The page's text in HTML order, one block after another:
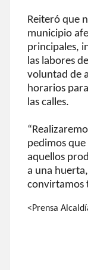
Reiteró que
municipio
principales,
las labores
voluntad de
horarios
las calles.
pedimos
aquellos
a una
convirtamos
<Prensa